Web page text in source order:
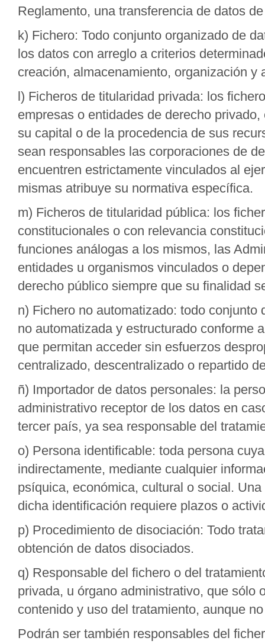
Reglamento, una transferencia de datos
k) Fichero: Todo conjunto organizado de
los datos con arreglo a criterios
creación, almacenamiento, organización y
l) Ficheros de titularidad privada: los
empresas o entidades de derecho
su capital o de la procedencia de sus
sean responsables las corporaciones de
encuentren estrictamente vinculados al
mismas atribuye su normativa específica.
m) Ficheros de titularidad pública: los
constitucionales o con relevancia
funciones análogas a los mismos, las
entidades u organismos vinculados o
derecho público siempre que su finalidad
n) Fichero no automatizado: todo
no automatizada y estructurado conforme
que permitan acceder sin esfuerzos
centralizado, descentralizado o repartido
ñ) Importador de datos personales: la
administrativo receptor de los datos en
tercer país, ya sea responsable del
o) Persona identificable: toda persona
indirectamente, mediante cualquier
psíquica, económica, cultural o social.
dicha identificación requiere plazos o
p) Procedimiento de disociación: Todo
obtención de datos disociados.
q) Responsable del fichero o del
privada, u órgano administrativo, que sólo
contenido y uso del tratamiento, aunque
Podrán ser también responsables del